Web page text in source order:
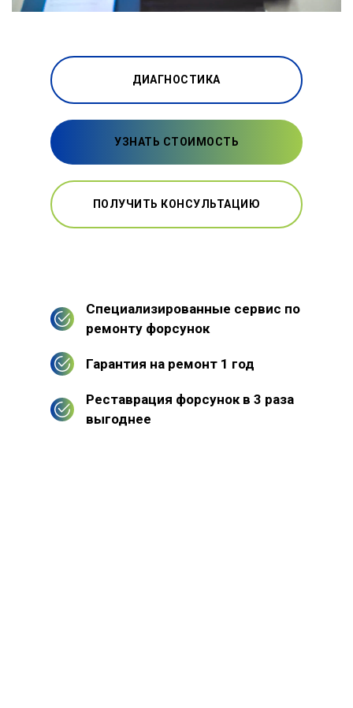
ДИАГНОСТИКА
УЗНАТЬ СТОИМОСТЬ
ПОЛУЧИТЬ КОНСУЛЬТАЦИЮ
Специализированные сервис по
ремонту форсунок
Гарантия на ремонт 1 год
Реставрация форсунок в 3 раза
выгоднее